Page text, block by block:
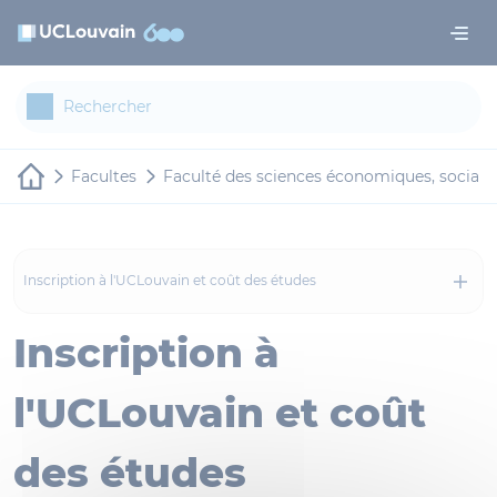
Facultes Faculté des sciences économiques,
Inscription à l'UCLouvain et coût des études
Inscription à
l'UCLouvain et coût
des études